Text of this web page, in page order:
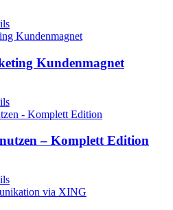
Kundenmagnet
– Komplett Edition